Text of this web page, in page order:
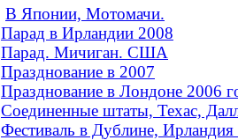
В Японии, Мотомачи.
Парад в Ирландии 2008
Парад. Мичиган. США
Празднование в 2007
Празднование в Лондоне 2006
Соединенные штаты, Техас,
Фестиваль в Дублине,